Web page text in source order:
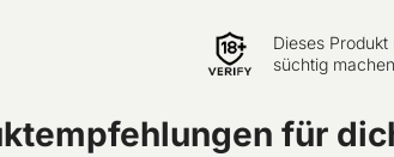
Dieses
süchtig
für